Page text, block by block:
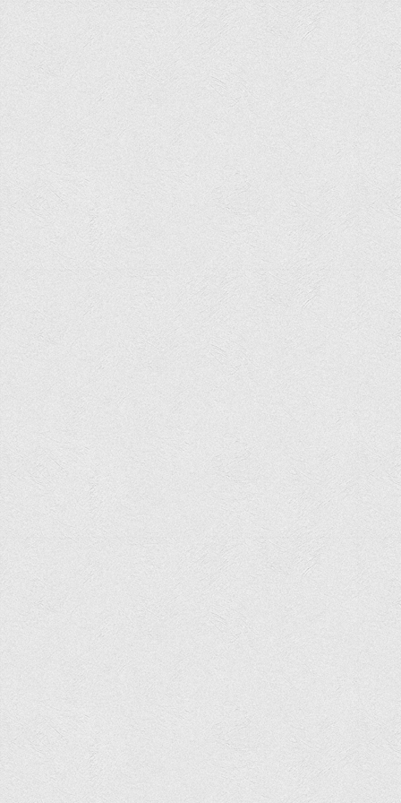
Обліку та оподаткування
Фінансів
Іноземної філології та перекладу
Реклами та зв'язків з громадськістю
Наукової роботи та міжнародної співпраці
Здобутки студентів
Матеріали наукових конференцій та вебінарів
Міжнародна діяльність
Програми подвійного диплому
Програми стажування (міжнародна практика)
Навчально-методичний
З організації виховної та культурно-мистецької роботи
Редакційно-видавничий
Центри
Розвитку кар’єри
Ресурсний центр зі сталого розвитку
Грантові проєкти ВТЕІ ДТЕУ
Підтримки технологій та інновацій (TISC)